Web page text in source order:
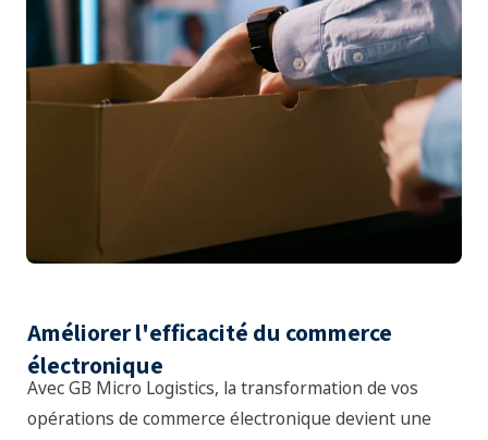
Améliorer l'efficacité du commerce
électronique
Avec GB Micro Logistics, la transformation de vos
opérations de commerce électronique devient une